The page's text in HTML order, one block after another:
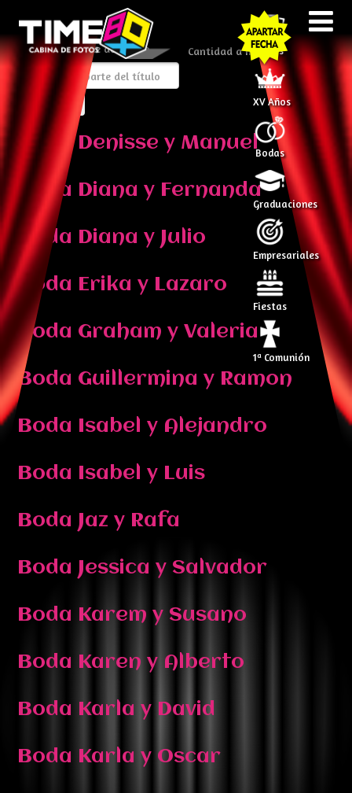
Todos
XV Años
Bodas
Graduaciones
Empresariales
Fiestas
1ª Comunión
Introduzca parte del título Cantidad a mostrar
Boda Denisse y Manuel
Boda Diana y Fernanda
Boda Diana y Julio
Boda Erika y Lazaro
Boda Graham y Valeria
Boda Guillermina y Ramon
Boda Isabel y Alejandro
Boda Isabel y Luis
Boda Jaz y Rafa
Boda Jessica y Salvador
Boda Karem y Susano
Boda Karen y Alberto
Boda Karla y David
Boda Karla y Oscar